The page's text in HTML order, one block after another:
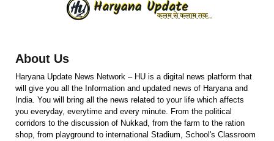
About Us
Haryana Update News Network – HU is a digital news platform that
will give you all the Information and updated news of Haryana and
India. You will bring all the news related to your life which affects
you everyday, everytime and every minute. From the political
corridors to the discussion of Nukkad, from the farm to the ration
shop, from playground to international Stadium, School's Classroom